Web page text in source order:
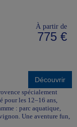
À partir de
775 €
Découvrir
spécialement
pour les 12–16 ans,
: parc aquatique,
Une aventure fun,